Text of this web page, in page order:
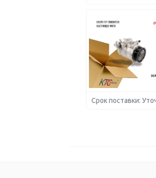
Срок поставки: